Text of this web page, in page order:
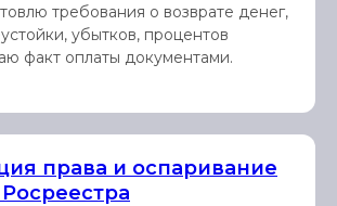
требования о возврате денег,
убытков, процентов
факт оплаты документами.
права и оспаривание